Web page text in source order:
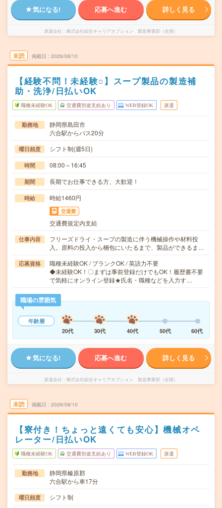
気になる! 応募へ進む 詳しく見る
派遣会社 株式会社綜合キャリアオプション 製造事業部（全国）
未読 掲載日 2026/08/10
【経験不問！未経験○】スープ製品の製造補
助・洗浄/日払いOK
職種未経験OK 交通費別途支給あり WEB登録OK 派遣
勤務地
静岡県島田市
六合駅からバス20分
曜日頻度 シフト制(週5日)
時間 08:00～16:45
期間 長期でお仕事できる方、大歓迎！
時給 時給1460円
交通費
交通費規定内支給
仕事内容
フリーズドライ・スープの製造に伴う機械操作や材料投
入。原料の投入から梱包にいたるまで、製品ができるま…
応募資格
職種未経験OK / ブランクOK / 英語力不要
◆未経験OK！〇まずは事前登録だけでもOK！履歴書不要
で気軽にオンライン登録★氏名・職種などを入力す…
職場の雰囲気
年齢層
20代
30代 40代 50代 60代
気になる! 応募へ進む 詳しく見る
派遣会社 株式会社綜合キャリアオプション 製造事業部（全国）
未読 掲載日 2026/08/10
【寮付き！ちょっと遠くても安心】機械オペ
レーター/日払いOK
職種未経験OK 交通費別途支給あり WEB登録OK 派遣
勤務地
静岡県榛原郡
六合駅から車17分
曜日頻度 シフト制